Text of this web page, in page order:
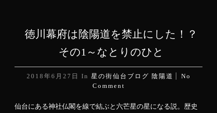
徳川幕府は陰陽道を禁止にした！？
その1～なとりのひと
2018年6月27日 In 星の街仙台ブログ 陰陽道
No
Comment
仙台にある神社仏閣を線で結ぶと六芒星の星になる説。歴史